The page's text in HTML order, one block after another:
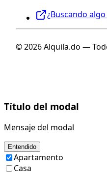
¿Buscando
© 2026 Alquila.do —
Título del modal
Mensaje del modal
Entendido
Apartamento
Casa